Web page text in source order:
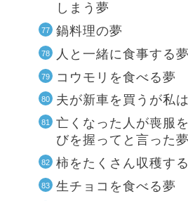
しまう夢
鍋料理の夢
人と一緒に食事する夢
コウモリを食べる夢
夫が新車を買うが私
亡くなった人が喪服
びを握ってと言った夢
柿をたくさん収穫す
生チョコを食べる夢